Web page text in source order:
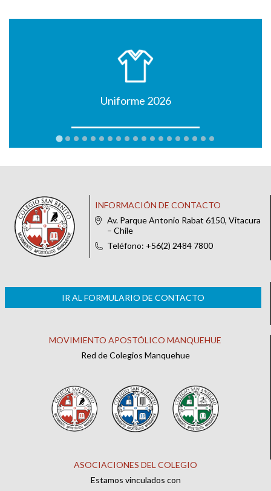
Uniforme 2026
INFORMACIÓN DE CONTACTO
Av. Parque Antonio Rabat 6150, Vitacura
– Chile
Teléfono: +56(2) 2484 7800
IR AL FORMULARIO DE CONTACTO
MOVIMIENTO APOSTÓLICO MANQUEHUE
Red de Colegios Manquehue
ASOCIACIONES DEL COLEGIO
Estamos vinculados con